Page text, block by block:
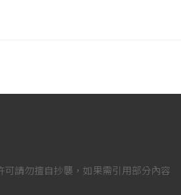
可請勿擅自抄襲，如果需引用部分內容